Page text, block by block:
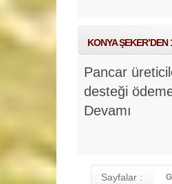
KONYA
Pancar
desteği
Devamı
Sayfalar :